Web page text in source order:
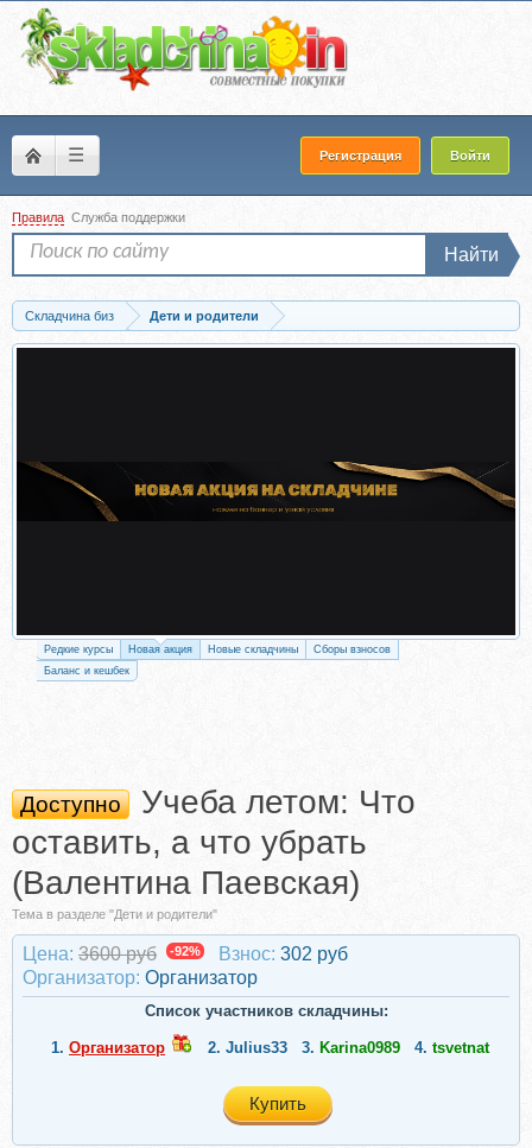
☰ Регистрация Войти
Правила Служба поддержки
Найти
Складчина биз
Дети и родители
Скачать Учеба летом: Что оставить, а что убрать (Валентина Паевская)
Редкие курсы Новая акция Новые складчины
Сборы взносов
Баланс и кешбек
Доступно
Учеба летом: Что
оставить, а что убрать
(Валентина Паевская)
Тема в разделе "Дети и родители"
Цена: 3600 руб -92% Взнос: 302 руб
Организатор: Организатор
Список участников складчины:
1. Организатор 2. Julius33 3. Karina0989 4. tsvetnat
Купить